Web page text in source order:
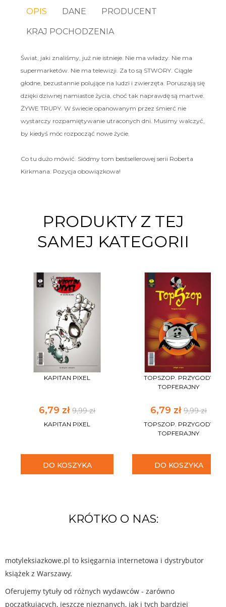
OPIS DANE PRODUCENT
KRAJ POCHODZENIA
Świat, jaki znaliśmy, już nie istnieje. Nie ma władzy. Nie ma
supermarketów. Nie ma telewizji. Za to są STWORY. Ciągle
głodne, bezustannie polujące na ludzi i zwierzęta. Poruszają się
dzięki dziwnej namiastce życia, choć tak naprawdę są martwe.
ŻYWE TRUPY. W świecie opanowanym przez śmierć nie
wystarczy rozpamiętywanie utraconych dni. Musimy walczyć,
by kiedyś móc rozpocząć nowe życie.
Co tu dużo mówić. Siódmy tom bestsellerowej serii Roberta
Kirkmana. Pozycja obowiązkowa!
PRODUKTY Z TEJ
SAMEJ KATEGORII
KAPITAN PIXEL
6,79 zł 9,99 zł
KAPITAN PIXEL
DO KOSZYKA
TOPSZOP. PRZYGODY
TOPFERAJNY
6,79 zł 9,99 zł
TOPSZOP. PRZYGODY
TOPFERAJNY
DO KOSZYKA
KRÓTKO O NAS:
motyleksiazkowe.pl to księgarnia internetowa i dystrybutor
książek z Warszawy.
Oferujemy tytuły od różnych wydawców - zarówno
początkujących, jeszcze nieznanych, jak i tych bardziej